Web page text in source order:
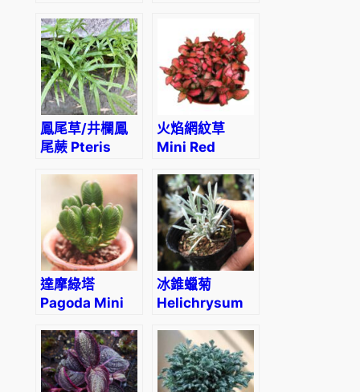
(Wall.) Planch
鳳尾草/井欄鳳
尾蕨 Pteris
火焰網紋草
Mini Red
(Fittonia
Albivenis) (直
徑5-10cm)
達摩綠塔
Pagoda Mini
(Crassula
quadrangularis)
(直徑4-6cm)
冰錐蠟菊
Helichrysum